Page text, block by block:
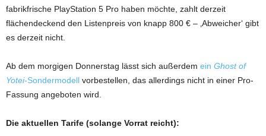
fabrikfrische PlayStation 5 Pro haben möchte, zahlt derzeit
flächendeckend den Listenpreis von knapp 800 € – ‚Abweicher‘ gibt
es derzeit nicht.
Ab dem morgigen Donnerstag lässt sich außerdem ein Ghost of
Yotei-Sondermodell vorbestellen, das allerdings nicht in einer Pro-
Fassung angeboten wird.
Die aktuellen Tarife (solange Vorrat reicht):